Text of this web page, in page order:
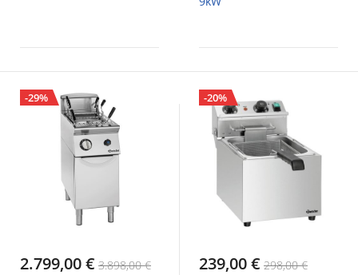
-29%
2.799,00 € 3.898,00 €
-20%
239,00 € 298,00 €